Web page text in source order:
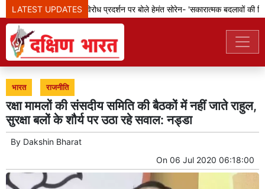
LATEST UPDATES
झारखंड: छात्रों के विरोध प्रदर्शन पर बोले हेमंत सोरेन- 'सकारात्मक बदलावों की
भारत राजनीति
रक्षा मामलों की संसदीय समिति की बैठकों में नहीं जाते राहुल,
सुरक्षा बलों के शौर्य पर उठा रहे सवाल: नड्डा
By Dakshin Bharat
On 06 Jul 2020 06:18:00